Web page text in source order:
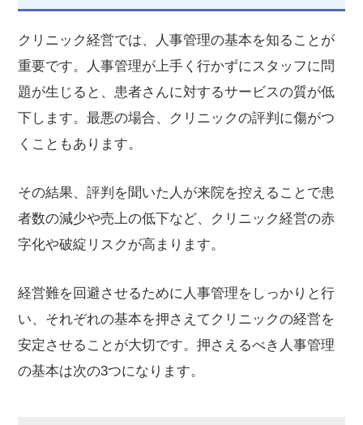
クリニック経営では、人事管理の基本を知ることが
重要です。人事管理が上手く行かずにスタッフに問
題が生じると、患者さんに対するサービスの質が低
下します。最悪の場合、クリニックの評判に傷がつ
くこともあります。
その結果、評判を聞いた人が来院を控えることで患
者数の減少や売上の低下など、クリニック経営の赤
字化や破綻リスクが高まります。
経営難を回避させるために人事管理をしっかりと行
い、それぞれの基本を押さえてクリニックの経営を
安定させることが大切です。押さえるべき人事管理
の基本は次の3つになります。